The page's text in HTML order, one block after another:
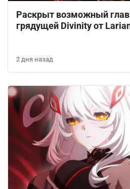
Раскрыт возможный
грядущей Divinity от
2 дня назад